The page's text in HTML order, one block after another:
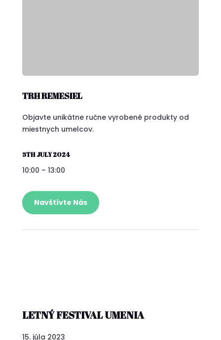
TRH REMESIEL
Objavte unikátne ručne vyrobené produkty od
miestnych umelcov.
5TH JULY 2024
10:00 – 13:00
Navštívte Nás
LETNÝ FESTIVAL UMENIA
15. júla 2023